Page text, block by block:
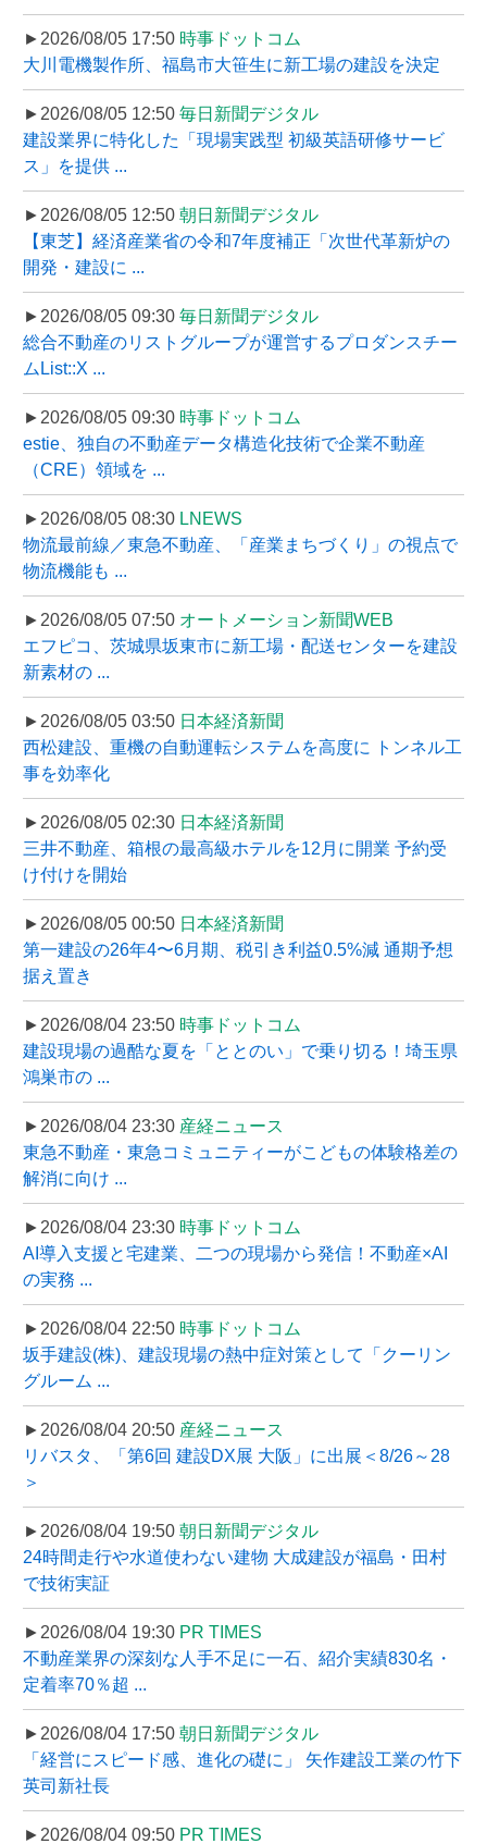
►2026/08/05 17:50 時事ドットコム
大川電機製作所、福島市大笹生に新工場の建設を決定
►2026/08/05 12:50 毎日新聞デジタル
建設業界に特化した「現場実践型 初級英語研修サービ
ス」を提供 ...
►2026/08/05 12:50 朝日新聞デジタル
【東芝】経済産業省の令和7年度補正「次世代革新炉の
開発・建設に ...
►2026/08/05 09:30 毎日新聞デジタル
総合不動産のリストグループが運営するプロダンスチー
ムList::X ...
►2026/08/05 09:30 時事ドットコム
estie、独自の不動産データ構造化技術で企業不動産
（CRE）領域を ...
►2026/08/05 08:30 LNEWS
物流最前線／東急不動産、「産業まちづくり」の視点で
物流機能も ...
►2026/08/05 07:50 オートメーション新聞WEB
エフピコ、茨城県坂東市に新工場・配送センターを建設
新素材の ...
►2026/08/05 03:50 日本経済新聞
西松建設、重機の自動運転システムを高度に トンネル工
事を効率化
►2026/08/05 02:30 日本経済新聞
三井不動産、箱根の最高級ホテルを12月に開業 予約受
け付けを開始
►2026/08/05 00:50 日本経済新聞
第一建設の26年4〜6月期、税引き利益0.5%減 通期予想
据え置き
►2026/08/04 23:50 時事ドットコム
建設現場の過酷な夏を「ととのい」で乗り切る！埼玉県
鴻巣市の ...
►2026/08/04 23:30 産経ニュース
東急不動産・東急コミュニティーがこどもの体験格差の
解消に向け ...
►2026/08/04 23:30 時事ドットコム
AI導入支援と宅建業、二つの現場から発信！不動産×AI
の実務 ...
►2026/08/04 22:50 時事ドットコム
坂手建設(株)、建設現場の熱中症対策として「クーリン
グルーム ...
►2026/08/04 20:50 産経ニュース
リバスタ、「第6回 建設DX展 大阪」に出展＜8/26～28
＞
►2026/08/04 19:50 朝日新聞デジタル
24時間走行や水道使わない建物 大成建設が福島・田村
で技術実証
►2026/08/04 19:30 PR TIMES
不動産業界の深刻な人手不足に一石、紹介実績830名・
定着率70％超 ...
►2026/08/04 17:50 朝日新聞デジタル
「経営にスピード感、進化の礎に」 矢作建設工業の竹下
英司新社長
►2026/08/04 09:50 PR TIMES